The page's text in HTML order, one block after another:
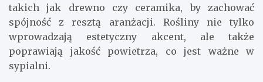
takich jak drewno czy ceramika, by zachować
spójność z resztą aranżacji. Rośliny nie tylko
wprowadzają estetyczny akcent, ale także
poprawiają jakość powietrza, co jest ważne w
sypialni.